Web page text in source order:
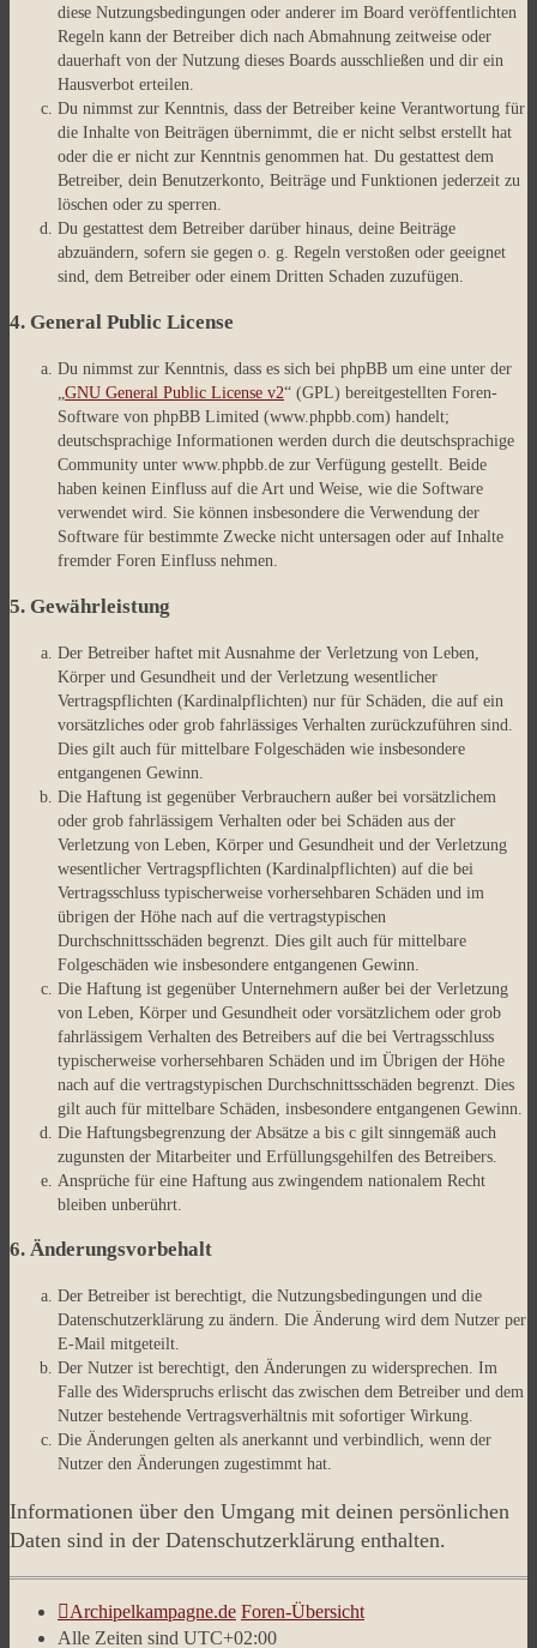
diese Nutzungsbedingungen oder anderer im Board veröffentlichten
Regeln kann der Betreiber dich nach Abmahnung zeitweise oder
dauerhaft von der Nutzung dieses Boards ausschließen und dir ein
Hausverbot erteilen.
Du nimmst zur Kenntnis, dass der Betreiber keine Verantwortung für
die Inhalte von Beiträgen übernimmt, die er nicht selbst erstellt hat
oder die er nicht zur Kenntnis genommen hat. Du gestattest dem
Betreiber, dein Benutzerkonto, Beiträge und Funktionen jederzeit zu
löschen oder zu sperren.
Du gestattest dem Betreiber darüber hinaus, deine Beiträge
abzuändern, sofern sie gegen o. g. Regeln verstoßen oder geeignet
sind, dem Betreiber oder einem Dritten Schaden zuzufügen.
4. General Public License
Du nimmst zur Kenntnis, dass es sich bei phpBB um eine unter der
GNU General Public License v2“ (GPL) bereitgestellten Foren-
Software von phpBB Limited (www.phpbb.com) handelt;
deutschsprachige Informationen werden durch die deutschsprachige
Community unter www.phpbb.de zur Verfügung gestellt. Beide
haben keinen Einfluss auf die Art und Weise, wie die Software
verwendet wird. Sie können insbesondere die Verwendung der
Software für bestimmte Zwecke nicht untersagen oder auf Inhalte
fremder Foren Einfluss nehmen.
5. Gewährleistung
Der Betreiber haftet mit Ausnahme der Verletzung von Leben,
Körper und Gesundheit und der Verletzung wesentlicher
Vertragspflichten (Kardinalpflichten) nur für Schäden, die auf ein
vorsätzliches oder grob fahrlässiges Verhalten zurückzuführen sind.
Dies gilt auch für mittelbare Folgeschäden wie insbesondere
entgangenen Gewinn.
Die Haftung ist gegenüber Verbrauchern außer bei vorsätzlichem
oder grob fahrlässigem Verhalten oder bei Schäden aus der
Verletzung von Leben, Körper und Gesundheit und der Verletzung
wesentlicher Vertragspflichten (Kardinalpflichten) auf die bei
Vertragsschluss typischerweise vorhersehbaren Schäden und im
übrigen der Höhe nach auf die vertragstypischen
Durchschnittsschäden begrenzt. Dies gilt auch für mittelbare
Folgeschäden wie insbesondere entgangenen Gewinn.
Die Haftung ist gegenüber Unternehmern außer bei der Verletzung
von Leben, Körper und Gesundheit oder vorsätzlichem oder grob
fahrlässigem Verhalten des Betreibers auf die bei Vertragsschluss
typischerweise vorhersehbaren Schäden und im Übrigen der Höhe
nach auf die vertragstypischen Durchschnittsschäden begrenzt. Dies
gilt auch für mittelbare Schäden, insbesondere entgangenen Gewinn.
Die Haftungsbegrenzung der Absätze a bis c gilt sinngemäß auch
zugunsten der Mitarbeiter und Erfüllungsgehilfen des Betreibers.
Ansprüche für eine Haftung aus zwingendem nationalem Recht
bleiben unberührt.
6. Änderungsvorbehalt
Der Betreiber ist berechtigt, die Nutzungsbedingungen und die
Datenschutzerklärung zu ändern. Die Änderung wird dem Nutzer per
E-Mail mitgeteilt.
Der Nutzer ist berechtigt, den Änderungen zu widersprechen. Im
Falle des Widerspruchs erlischt das zwischen dem Betreiber und dem
Nutzer bestehende Vertragsverhältnis mit sofortiger Wirkung.
Die Änderungen gelten als anerkannt und verbindlich, wenn der
Nutzer den Änderungen zugestimmt hat.
Informationen über den Umgang mit deinen persönlichen
Daten sind in der Datenschutzerklärung enthalten.
Archipelkampagne.de Foren-Übersicht
Alle Zeiten sind UTC+02:00